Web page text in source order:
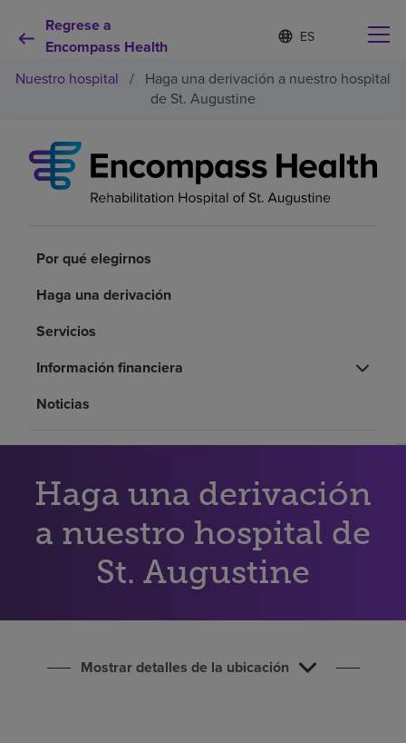
Regrese a
Encompass Health
Lista
de
contraída
d
o
e
c
Por qué debe elegirnos
Pacientes y cuidadores
Acerca de nosotros
Inversores
Nuestro hospital / Haga una derivación a nuestro hospital
de St. Augustine
Por qué elegirnos
Haga una derivación
Servicios
Información financiera
Noticias
Haga una derivación
a nuestro hospital de
St. Augustine
Mostrar detalles de la ubicación